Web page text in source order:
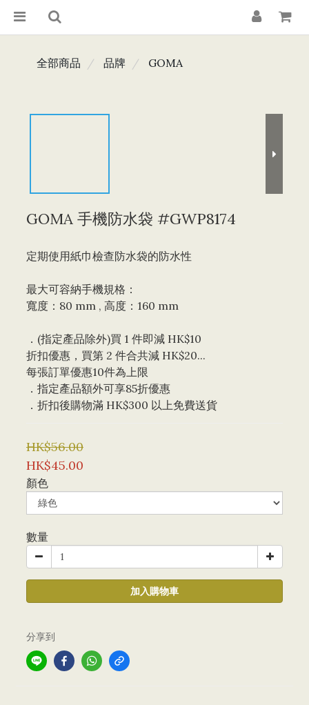
全部商品 品牌 GOMA
GOMA 手機防水袋 #GWP8174
定期使用紙巾檢查防水袋的防水性
最大可容納手機規格：
寬度：80 mm , 高度：160 mm
．(指定產品除外)買 1 件即減 HK$10
折扣優惠，買第 2 件合共減 HK$20...
每張訂單優惠10件為上限
．指定產品額外可享85折優惠
．折扣後購物滿 HK$300 以上免費送貨
HK$56.00
HK$45.00
顏色
數量
加入購物車
分享到